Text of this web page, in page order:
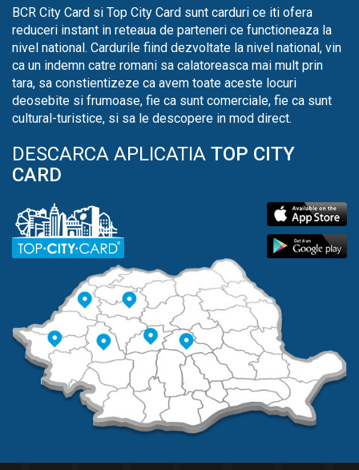
BCR City Card si Top City Card sunt carduri ce iti ofera
reduceri instant in reteaua de parteneri ce functioneaza la
nivel national. Cardurile fiind dezvoltate la nivel national, vin
ca un indemn catre romani sa calatoreasca mai mult prin
tara, sa constientizeze ca avem toate aceste locuri
deosebite si frumoase, fie ca sunt comerciale, fie ca sunt
cultural-turistice, si sa le descopere in mod direct.
DESCARCA APLICATIA TOP CITY
CARD